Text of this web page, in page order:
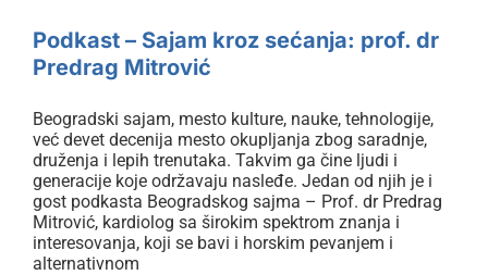
prof. dr Predrag Mitrović
Podkast – Sajam kroz sećanja: prof. dr
Predrag Mitrović
Beogradski sajam, mesto kulture, nauke, tehnologije,
već devet decenija mesto okupljanja zbog saradnje,
druženja i lepih trenutaka. Takvim ga čine ljudi i
generacije koje održavaju nasleđe. Jedan od njih je i
gost podkasta Beogradskog sajma – Prof. dr Predrag
Mitrović, kardiolog sa širokim spektrom znanja i
interesovanja, koji se bavi i horskim pevanjem i
alternativnom